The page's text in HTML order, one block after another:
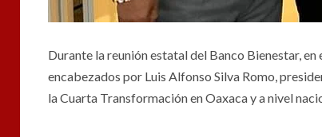
Durante la reunión estatal del Banco Bienestar,
encabezados por Luis Alfonso Silva Romo,
la Cuarta Transformación en Oaxaca y a nivel